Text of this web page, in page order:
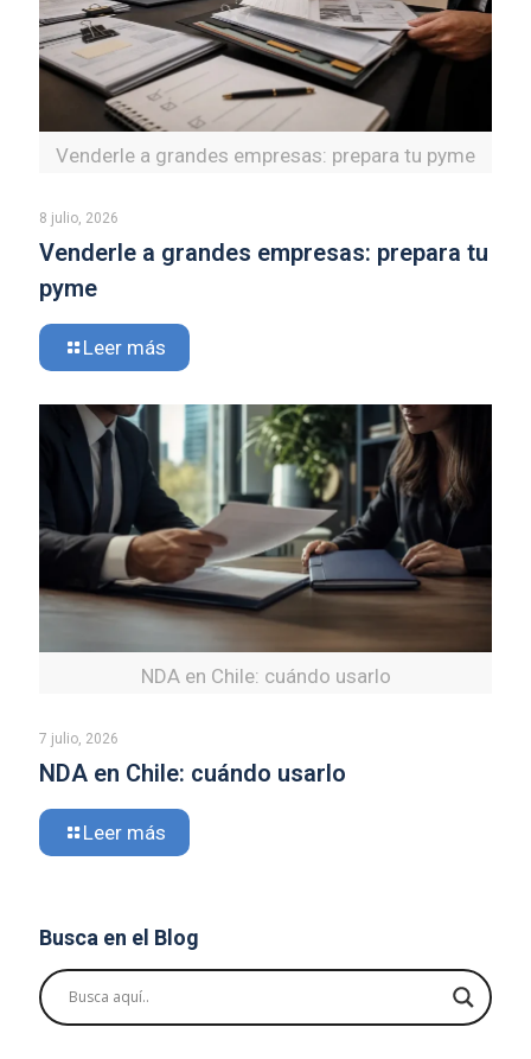
Venderle a grandes empresas: prepara tu pyme
8 julio, 2026
Venderle a grandes empresas: prepara tu
pyme
Leer más
NDA en Chile: cuándo usarlo
7 julio, 2026
NDA en Chile: cuándo usarlo
Leer más
Busca en el Blog